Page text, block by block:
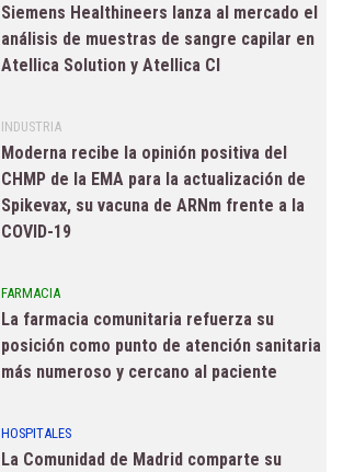
Siemens Healthineers lanza al mercado el
análisis de muestras de sangre capilar en
Atellica Solution y Atellica CI
INDUSTRIA
Moderna recibe la opinión positiva del
CHMP de la EMA para la actualización de
Spikevax, su vacuna de ARNm frente a la
COVID-19
FARMACIA
La farmacia comunitaria refuerza su
posición como punto de atención sanitaria
más numeroso y cercano al paciente
HOSPITALES
La Comunidad de Madrid comparte su